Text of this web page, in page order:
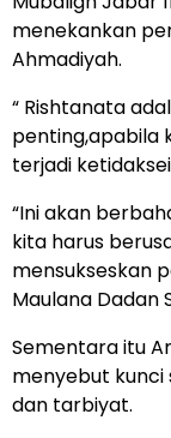
menekankan
Ahmadiyah.
“ Rishtanata
penting,apabila
terjadi
“Ini akan
kita harus
mensukseskan
Maulana Dadan
Sementara itu
menyebut kunci
dan tarbiyat.